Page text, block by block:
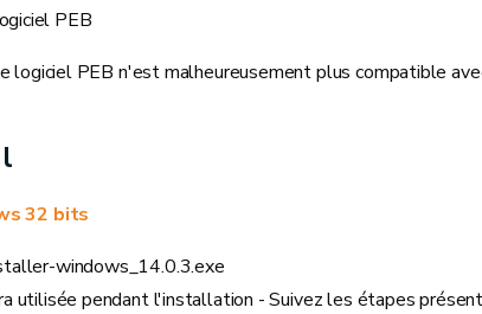
PEB
logiciel PEB n'est malheureusement plus compatible
32 bits
windows_14.0.3.exe
utilisée pendant l'installation - Suivez les étapes